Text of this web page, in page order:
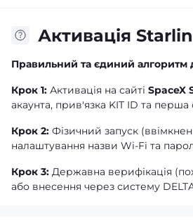
Активація
Правильний та єдиний алгоритм
Крок 1: Активація на сайті SpaceX
акаунта, прив'язка KIT ID та перша
Крок 2: Фізичний запуск
налаштування назви Wi-Fi та
Крок 3: Державна верифікація
або внесення через систему